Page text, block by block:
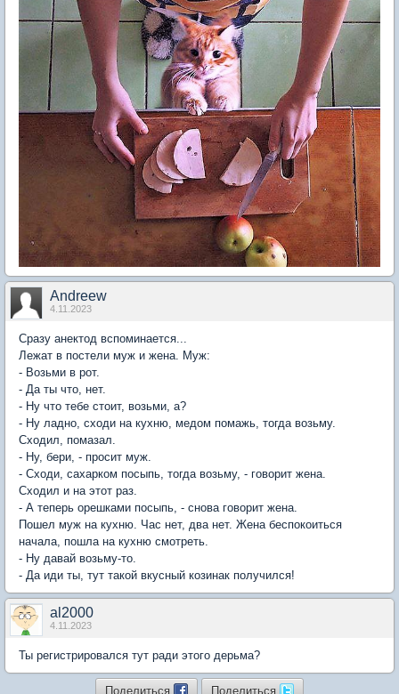
Andreew
4.11.2023
Сразу анектод вспоминается...
Лежат в постели муж и жена. Муж:
- Возьми в рот.
- Да ты что, нет.
- Ну что тебе стоит, возьми, а?
- Ну ладно, сходи на кухню, медом помажь, тогда возьму.
Сходил, помазал.
- Ну, бери, - просит муж.
- Сходи, сахарком посыпь, тогда возьму, - говорит жена.
Сходил и на этот раз.
- А теперь орешками посыпь, - снова говорит жена.
Пошел муж на кухню. Час нет, два нет. Жена беспокоиться
начала, пошла на кухню смотреть.
- Ну давай возьму-то.
- Да иди ты, тут такой вкусный козинак получился!
al2000
4.11.2023
Ты регистрировался тут ради этого дерьма?
Поделиться Поделиться